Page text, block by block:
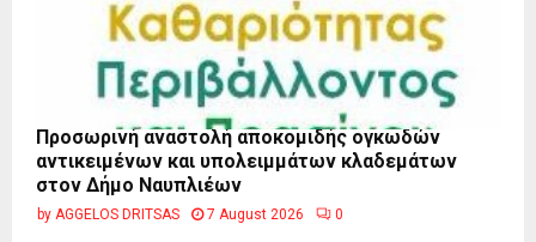
Προσωρινή αναστολή αποκομιδής ογκωδών
αντικειμένων και υπολειμμάτων κλαδεμάτων
στον Δήμο Ναυπλιέων
by AGGELOS DRITSAS 7 August 2026 0